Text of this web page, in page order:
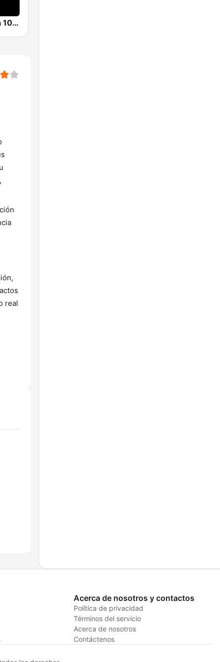
Radio Clásica 100.3 FM
real
Acerca de nosotros y contactos
Política de privacidad
Términos del servicio
Acerca de nosotros
Contáctenos